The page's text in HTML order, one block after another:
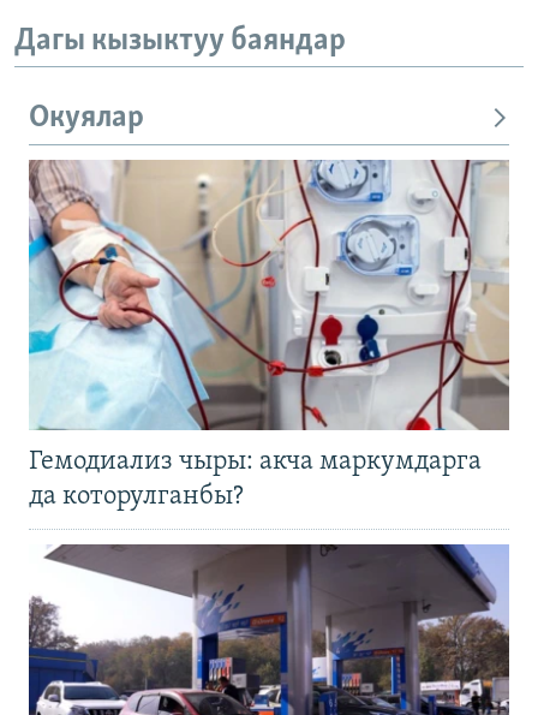
Дагы кызыктуу баяндар
Окуялар
Гемодиализ чыры: акча маркумдарга
да которулганбы?